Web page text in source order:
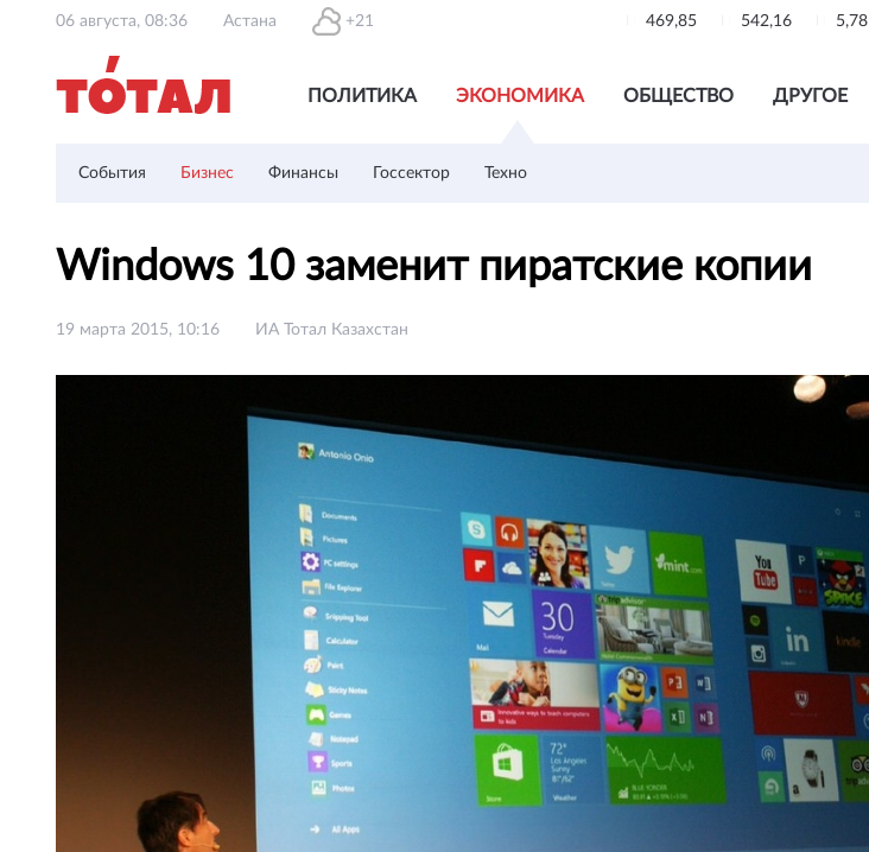
06 августа, 08:36 Астана +21 469,85 542,16 5,78
ПОЛИТИКА ЭКОНОМИКА ОБЩЕСТВО ДРУГОЕ
События Бизнес Финансы Госсектор Техно
Windows 10 заменит пиратские копии
19 марта 2015, 10:16 ИА Тотал Казахстан